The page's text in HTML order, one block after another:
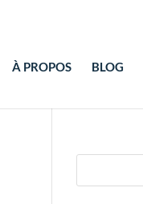
À PROPOS BLOG